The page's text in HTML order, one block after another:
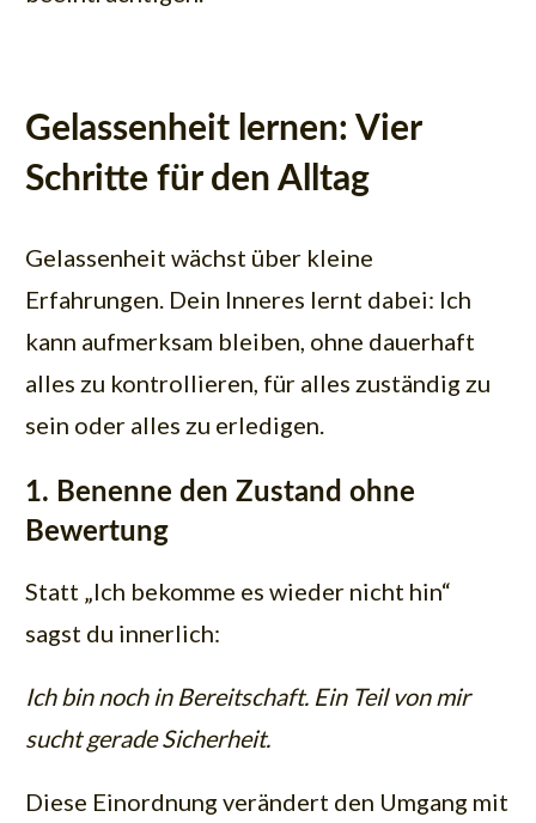
Gelassenheit lernen: Vier
Schritte für den Alltag
Gelassenheit wächst über kleine
Erfahrungen. Dein Inneres lernt dabei: Ich
kann aufmerksam bleiben, ohne dauerhaft
alles zu kontrollieren, für alles zuständig zu
sein oder alles zu erledigen.
1. Benenne den Zustand ohne
Bewertung
Statt „Ich bekomme es wieder nicht hin“
sagst du innerlich:
Ich bin noch in Bereitschaft. Ein Teil von mir
sucht gerade Sicherheit.
Diese Einordnung verändert den Umgang mit